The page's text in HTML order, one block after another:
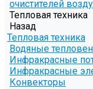
очистителей
Тепловая техника
Назад
Тепловая техника
Водяные
Инфракрасные
Инфракрасные
Конвекторы